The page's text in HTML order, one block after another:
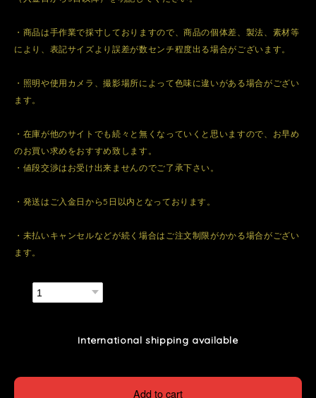
・商品は手作業で採寸しておりますので、商品の個体差、製法、素材等
により、表記サイズより誤差が数センチ程度出る場合がございます。
・照明や使用カメラ、撮影場所によって色味に違いがある場合がござい
ます。
・在庫が他のサイトでも続々と無くなっていくと思いますので、お早め
のお買い求めをおすすめ致します。
・値段交渉はお受け出来ませんのでご了承下さい。
・発送はご入金日から5日以内となっております。
・未払いキャンセルなどが続く場合はご注文制限がかかる場合がござい
ます。
International shipping available
Add to cart